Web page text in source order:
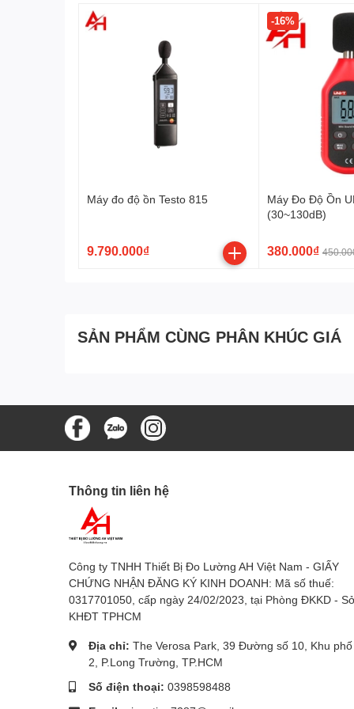
Máy đo độ ồn Testo 815
9.790.000₫
-16%
Máy Đo Độ Ồn
(30~130dB)
380.000₫
SẢN PHẨM CÙNG PHÂN KHÚC GIÁ
Thông tin liên hệ
Công ty TNHH Thiết Bị Đo Lường AH Việt Nam - GIẤY
CHỨNG NHẬN ĐĂNG KÝ KINH DOANH: Mã số thuế:
0317701050, cấp ngày 24/02/2023, tại Phòng ĐKKD -
KHĐT TPHCM
Địa chỉ: The Verosa Park, 39 Đường số 10, Khu phố
2, P.Long Trường, TP.HCM
Số điện thoại: 0398598488